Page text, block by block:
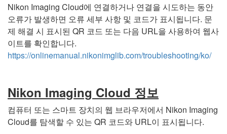
Nikon Imaging Cloud에 연결하거나 연결을 시도하는 동안
오류가 발생하면 오류 세부 사항 및 코드가 표시됩니다. 문
제 해결 시 표시된 QR 코드 또는 다음 URL을 사용하여 웹사
이트를 확인합니다.
https://onlinemanual.nikonimglib.com/troubleshooting/ko/
Nikon Imaging Cloud 정보
컴퓨터 또는 스마트 장치의 웹 브라우저에서 Nikon Imaging
Cloud를 탐색할 수 있는 QR 코드와 URL이 표시됩니다.